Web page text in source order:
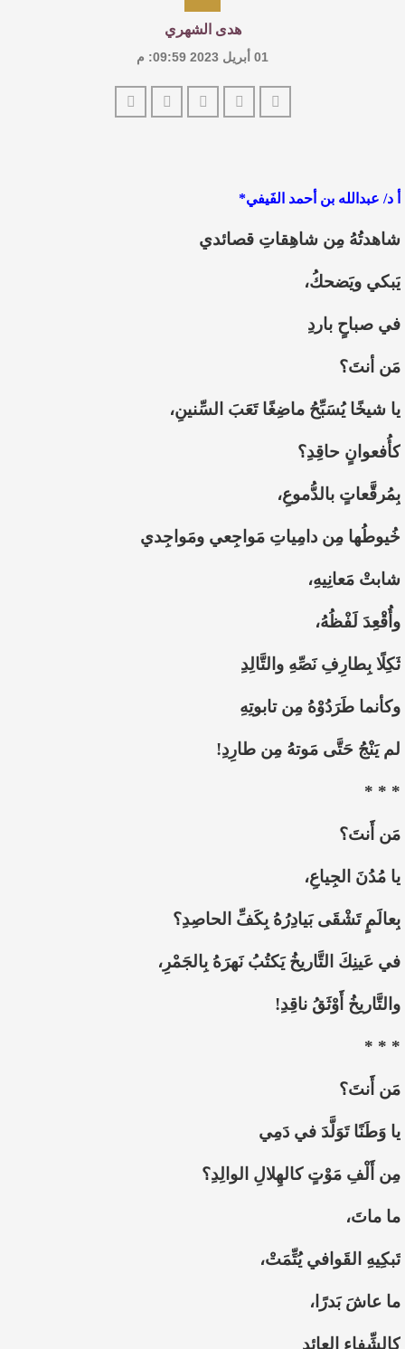
هدى الشهري
01 أبريل 2023 09:59: م
أ د/ عبدالله بن أحمد الفَيفي*
شاهدتُهُ مِن شاهِقاتِ قصائدي
يَبكي ويَضحكُ،
في صباحٍ باردِ
مَن أنتَ؟
يا شيخًا يُسَبِّحُ ماضِغًا تَعَبَ السِّنينِ،
كأُفعوانٍ حاقِدِ؟
بِمُرقَّعاتٍ بالدُّموعِ،
خُيوطُها مِن دامِياتِ مَواجِعي ومَواجِدي
شابتْ مَعانِيهِ،
وأُقْعِدَ لَفْظُهُ،
ثَكِلًا بِطارِفِ نَصِّهِ والتَّالِدِ
وكأنما طَرَدُوْهُ مِن تابوتِهِ
لم يَنْجُ حَتَّى مَوتهُ مِن طارِدِ!
* * *
مَن أَنتَ؟
يا مُدُنَ الجِياعِ،
بِعالَمٍ تَشْقَى بَيادِرُهُ بِكَفِّ الحاصِدِ؟
في عَينِكَ التَّاريخُ يَكتُبُ نَهرَهُ بِالجَمْرِ،
والتَّاريخُ أَوْثَقُ ناقِدِ!
* * *
مَن أَنتَ؟
يا وَطَنًا تَوَلَّدَ في دَمِي
مِن أَلْفِ مَوْتٍ كالهِلالِ الوالِدِ؟
ما ماتَ،
تَبكِيهِ القَوافي يُتِّمَتْ،
ما عاشَ بَدرًا،
كالشِّفاءِ العائِدِ